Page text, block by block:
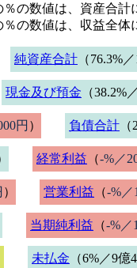
の数値は、資産合計
の数値は、収益全体
純資産合計 （76.3%
現金及び預金 （38.2%
円 ） 負債合計
経常利益 （-%／
） 営業利益 （-%／
当期純利益 （-%／
未払金 （6%／9億